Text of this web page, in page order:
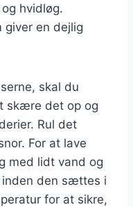
hvidløg.
giver en dejlig
skal du
skære det op og
Rul det
For at lave
med lidt vand og
inden den sættes i
for at sikre,